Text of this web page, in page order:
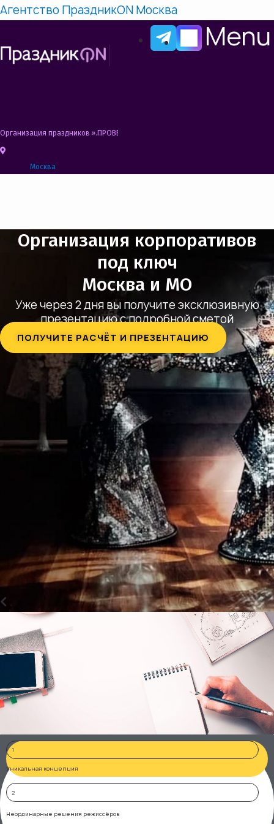
Агентство ПраздникON Москва
Menu
Организация праздников » ПРОВЕДЕНИЕ КОРПОРАТИВНЫХ ПРАЗДНИКОВ
Москва
Организация корпоративов
под ключ
Москва и МО
Уже через 2 дня вы получите эксклюзивную
презентацию с подробной сметой
ПОЛУЧИТЕ РАСЧЁТ И ПРЕЗЕНТАЦИЮ
Почему праздникточно
понравится
руководителю и сотрудникам?
1
Уникальная концепция
2
Неординарные решения режиссёров